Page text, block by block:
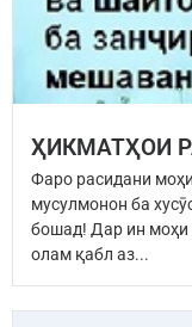
ҲИКМАТҲОИ
Фаро расидани
мусулмонон ба
бошад! Дар ин моҳи
олам қабл аз...